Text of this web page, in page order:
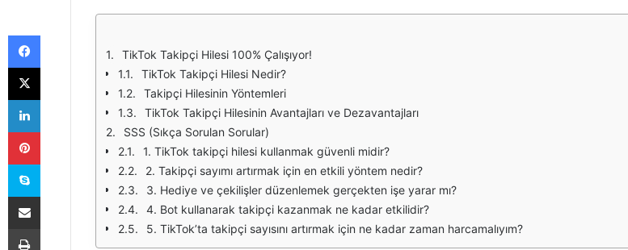
TikTok Takipçi Hilesi 100% Çalışıyor!
TikTok Takipçi Hilesi Nedir?
Takipçi Hilesinin Yöntemleri
TikTok Takipçi Hilesinin Avantajları ve Dezavantajları
SSS (Sıkça Sorulan Sorular)
1. TikTok takipçi hilesi kullanmak güvenli midir?
2. Takipçi sayımı artırmak için en etkili yöntem nedir?
3. Hediye ve çekilişler düzenlemek gerçekten işe yarar mı?
4. Bot kullanarak takipçi kazanmak ne kadar etkilidir?
5. TikTok’ta takipçi sayısını artırmak için ne kadar zaman harcamalıyım?
Facebook
X
LinkedIn
Pinterest
Skype
E-Posta ile paylaş